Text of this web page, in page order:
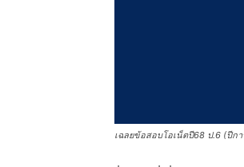
เฉลยข้อสอบโอเน็ตปี68 ป.6 (ปีก